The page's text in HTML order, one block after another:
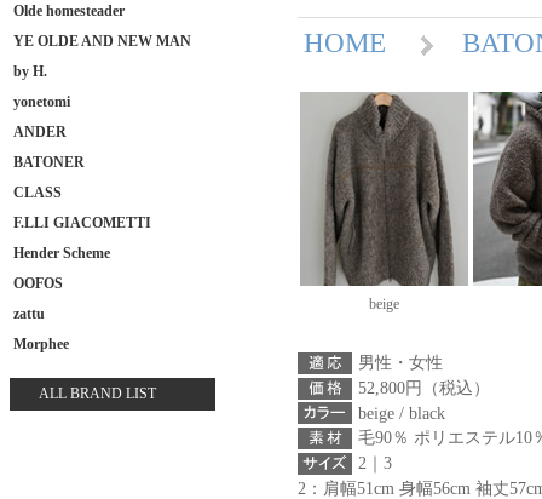
Olde homesteader
YE OLDE AND NEW MAN
by H.
yonetomi
ANDER
BATONER
CLASS
F.LLI GIACOMETTI
Hender Scheme
OOFOS
zattu
Morphee
ALL BRAND LIST
HOME
beige
男性・女性
52,800円（税込）
beige / black
毛90％ ポリエステル10
2｜3
2：肩幅51cm 身幅56cm 袖丈